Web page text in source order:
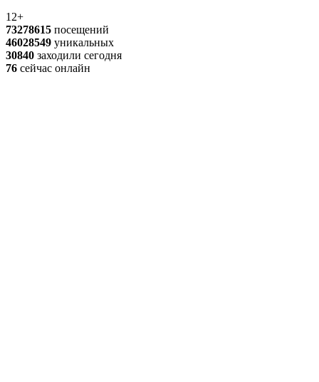
12+
73278615 посещений
46028549 уникальных
30840 заходили сегодня
76 сейчас онлайн